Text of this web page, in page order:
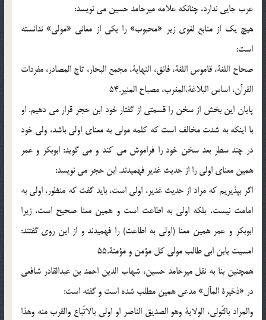
عرب جايى ندارد، چنانكه علامه ميرحامد حسين مى نويسد:
هيچ يك از منابع لغوى زير «محبوب» را يكى از معانى «مولى» ندانسته
است:
صحاح اللغة، قاموس اللغة، فائق، النهاية، مجمع البحار، تاج المصادر، مفردات
القرآن، اساس البلاغة،المغرب، مصباح المنير.54
پايان اين بخش از سخن را قسمتى از گفتار خود ابن حجر قرار مى دهيم. او
با اينكه به شدت مخالف است كه كلمه مولى به معناى اولى باشد، ولى خود
در چند سطر بعد سخن خود را فراموش مى كند و مى گويد: ابوبكر و عمر
همين معناى اولى را از حديث غدير فهميدند. ابن حجر مى نويسد:
اگر بپذيريم كه مراد از حديث غدير، اولى است، بايد گفت كه منظور، اولى به
امامت نيست، بلكه اولى به اطاعت است و همين معنا صحيح است، زيرا
ابوبكر و عمر همين معنا (اولى به اطاعت) را فهميدند و از اين روى گفتند:
امسيت يابن ابى طالب مولى كل مؤمن و مؤمنة.55
همچنين بنا به نقل ميرحامد حسين، شهاب الدين احمد بن عبدالقادر شافعى
در «ذخيرة المآل» مدعى همين مطلب شده است و گفته است:
والمراد بالتّولى، الولاية وهو الصديق الناصر او اولى بالاتّباع والقرب منه وهذا